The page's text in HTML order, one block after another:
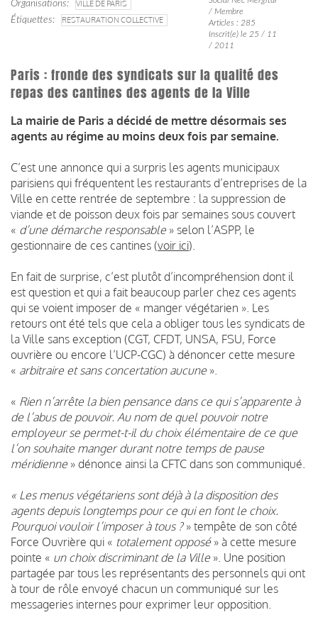
Organisations
VILLE DE PARIS
Étiquettes
RESTAURATION COLLECTIVE
/ Membre
Articles : 285
Inscrit(e) le 25 / 11
/ 2011
Paris : fronde des syndicats sur la qualité des
repas des cantines des agents de la Ville
La mairie de Paris a décidé de mettre désormais ses
agents au régime au moins deux fois par semaine.
C’est une annonce qui a surpris les agents municipaux
parisiens qui fréquentent les restaurants d’entreprises de la
Ville en cette rentrée de septembre : la suppression de
viande et de poisson deux fois par semaines sous couvert
« d’une démarche responsable » selon l’ASPP, le
gestionnaire de ces cantines (voir ici).
En fait de surprise, c’est plutôt d’incompréhension dont il
est question et qui a fait beaucoup parler chez ces agents
qui se voient imposer de « manger végétarien ». Les
retours ont été tels que cela a obliger tous les syndicats de
la Ville sans exception (CGT, CFDT, UNSA, FSU, Force
ouvrière ou encore l’UCP-CGC) à dénoncer cette mesure
« arbitraire et sans concertation aucune ».
« Rien n’arrête la bien pensance dans ce qui s’apparente à
de l’abus de pouvoir. Au nom de quel pouvoir notre
employeur se permet-t-il du choix élémentaire de ce que
l’on souhaite manger durant notre temps de pause
méridienne » dénonce ainsi la CFTC dans son communiqué.
« Les menus végétariens sont déjà à la disposition des
agents depuis longtemps pour ce qui en font le choix.
Pourquoi vouloir l’imposer à tous ?» tempête de son côté
Force Ouvrière qui « totalement opposé» à cette mesure
pointe « un choix discriminant de la Ville ». Une position
partagée par tous les représentants des personnels qui ont
à tour de rôle envoyé chacun un communiqué sur les
messageries internes pour exprimer leur opposition.